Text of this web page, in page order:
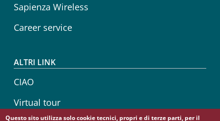
Sapienza Wireless
Career service
ALTRI LINK
CIAO
Virtual tour
Questo sito utilizza solo cookie tecnici, propri e di terze parti, per il